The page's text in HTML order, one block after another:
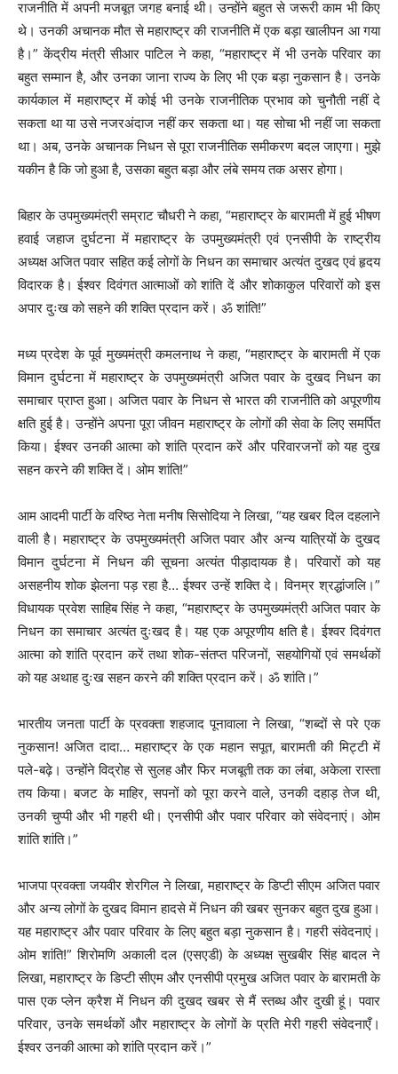
राजनीति में अपनी मजबूत जगह बनाई थी। उन्होंने बहुत से जरूरी काम भी किए
थे। उनकी अचानक मौत से महाराष्ट्र की राजनीति में एक बड़ा खालीपन आ गया
है।” केंद्रीय मंत्री सीआर पाटिल ने कहा, “महाराष्ट्र में भी उनके परिवार का
बहुत सम्मान है, और उनका जाना राज्य के लिए भी एक बड़ा नुकसान है। उनके
कार्यकाल में महाराष्ट्र में कोई भी उनके राजनीतिक प्रभाव को चुनौती नहीं दे
सकता था या उसे नजरअंदाज नहीं कर सकता था। यह सोचा भी नहीं जा सकता
था। अब, उनके अचानक निधन से पूरा राजनीतिक समीकरण बदल जाएगा। मुझे
यकीन है कि जो हुआ है, उसका बहुत बड़ा और लंबे समय तक असर होगा।
बिहार के उपमुख्यमंत्री सम्राट चौधरी ने कहा, “महाराष्ट्र के बारामती में हुई भीषण
हवाई जहाज दुर्घटना में महाराष्ट्र के उपमुख्यमंत्री एवं एनसीपी के राष्ट्रीय
अध्यक्ष अजित पवार सहित कई लोगों के निधन का समाचार अत्यंत दुखद एवं हृदय
विदारक है। ईश्वर दिवंगत आत्माओं को शांति दें और शोकाकुल परिवारों को इस
अपार दुःख को सहने की शक्ति प्रदान करें। ॐ शांति!”
मध्य प्रदेश के पूर्व मुख्यमंत्री कमलनाथ ने कहा, “महाराष्ट्र के बारामती में एक
विमान दुर्घटना में महाराष्ट्र के उपमुख्यमंत्री अजित पवार के दुखद निधन का
समाचार प्राप्त हुआ। अजित पवार के निधन से भारत की राजनीति को अपूरणीय
क्षति हुई है। उन्होंने अपना पूरा जीवन महाराष्ट्र के लोगों की सेवा के लिए समर्पित
किया। ईश्वर उनकी आत्मा को शांति प्रदान करें और परिवारजनों को यह दुख
सहन करने की शक्ति दें। ओम शांति!”
आम आदमी पार्टी के वरिष्ठ नेता मनीष सिसोदिया ने लिखा, “यह खबर दिल दहलाने
वाली है। महाराष्ट्र के उपमुख्यमंत्री अजित पवार और अन्य यात्रियों के दुखद
विमान दुर्घटना में निधन की सूचना अत्यंत पीड़ादायक है। परिवारों को यह
असहनीय शोक झेलना पड़ रहा है… ईश्वर उन्हें शक्ति दे। विनम्र श्रद्धांजलि।”
विधायक प्रवेश साहिब सिंह ने कहा, “महाराष्ट्र के उपमुख्यमंत्री अजित पवार के
निधन का समाचार अत्यंत दुःखद है। यह एक अपूरणीय क्षति है। ईश्वर दिवंगत
आत्मा को शांति प्रदान करें तथा शोक-संतप्त परिजनों, सहयोगियों एवं समर्थकों
को यह अथाह दुःख सहन करने की शक्ति प्रदान करें। ॐ शांति।”
भारतीय जनता पार्टी के प्रवक्ता शहजाद पूनावाला ने लिखा, “शब्दों से परे एक
नुकसान! अजित दादा… महाराष्ट्र के एक महान सपूत, बारामती की मिट्टी में
पले-बढ़े। उन्होंने विद्रोह से सुलह और फिर मजबूती तक का लंबा, अकेला रास्ता
तय किया। बजट के माहिर, सपनों को पूरा करने वाले, उनकी दहाड़ तेज थी,
उनकी चुप्पी और भी गहरी थी। एनसीपी और पवार परिवार को संवेदनाएं। ओम
शांति शांति।”
भाजपा प्रवक्ता जयवीर शेरगिल ने लिखा, महाराष्ट्र के डिप्टी सीएम अजित पवार
और अन्य लोगों के दुखद विमान हादसे में निधन की खबर सुनकर बहुत दुख हुआ।
यह महाराष्ट्र और पवार परिवार के लिए बहुत बड़ा नुकसान है। गहरी संवेदनाएं।
ओम शांति!” शिरोमणि अकाली दल (एसएडी) के अध्यक्ष सुखबीर सिंह बादल ने
लिखा, महाराष्ट्र के डिप्टी सीएम और एनसीपी प्रमुख अजित पवार के बारामती के
पास एक प्लेन क्रैश में निधन की दुखद खबर से मैं स्तब्ध और दुखी हूं। पवार
परिवार, उनके समर्थकों और महाराष्ट्र के लोगों के प्रति मेरी गहरी संवेदनाएँ।
ईश्वर उनकी आत्मा को शांति प्रदान करें।”